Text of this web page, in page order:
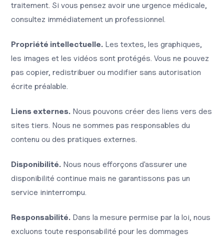
traitement. Si vous pensez avoir une urgence médicale,
consultez immédiatement un professionnel.
Propriété intellectuelle. Les textes, les graphiques,
les images et les vidéos sont protégés. Vous ne pouvez
pas copier, redistribuer ou modifier sans autorisation
écrite préalable.
Liens externes. Nous pouvons créer des liens vers des
sites tiers. Nous ne sommes pas responsables du
contenu ou des pratiques externes.
Disponibilité. Nous nous efforçons d'assurer une
disponibilité continue mais ne garantissons pas un
service ininterrompu.
Responsabilité. Dans la mesure permise par la loi, nous
excluons toute responsabilité pour les dommages